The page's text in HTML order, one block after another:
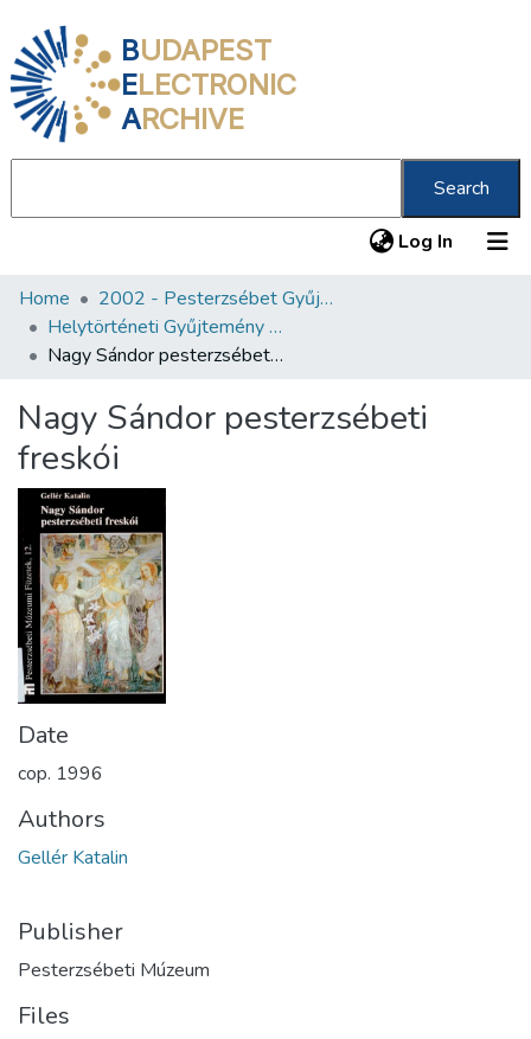
BUDAPEST
ELECTRONIC
ARCHIVE
Search
Log In (current)
Communities & Collections
All of DSpace
About us
Home
2002 - Pesterzsébet Gyűjtemény
Helytörténeti Gyűjtemény (2002)
Nagy Sándor pesterzsébeti freskói
Nagy Sándor pesterzsébeti
freskói
Date
cop. 1996
Authors
Gellér Katalin
Publisher
Pesterzsébeti Múzeum
Files